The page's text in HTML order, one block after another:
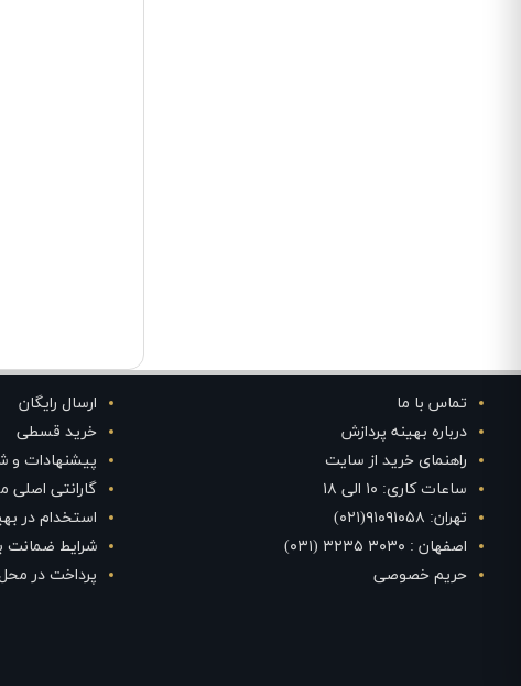
تماس با ما
درباره بهینه پردازش
راهنمای خرید از سایت
ساعات کاری: ۱۰ الی ۱۸
تهران: ۹۱۰۹۱۰۵۸(۰۲۱)
اصفهان : ۳۰۳۰ ۳۲۳۵ (۰۳۱)
حریم خصوصی
ارسال رایگان
خرید قسطی
پیشنهادات و
گارانتی
استخدام در
شرایط ضمانت
پرداخت در